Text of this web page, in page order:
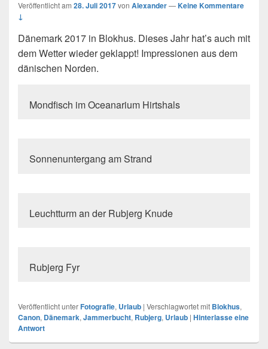
Veröffentlicht am 28. Juli 2017von Alexander—Keine Kommentare
↓
Dänemark 2017 in Blokhus. Dieses Jahr hat’s auch mit
dem Wetter wieder geklappt! Impressionen aus dem
dänischen Norden.
Mondfisch im Oceanarium Hirtshals
Sonnenuntergang am Strand
Leuchtturm an der Rubjerg Knude
Rubjerg Fyr
Veröffentlicht unterFotografie, Urlaub | Verschlagwortet mit Blokhus,
Canon, Dänemark, Jammerbucht, Rubjerg, Urlaub | Hinterlasse eine
Antwort